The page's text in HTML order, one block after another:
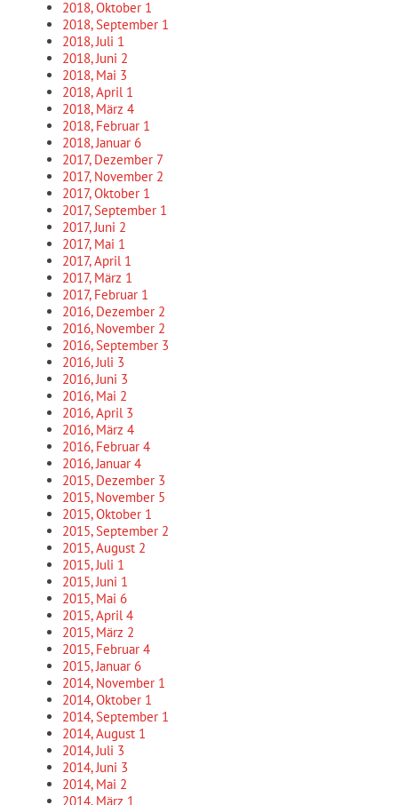
2018, Oktober 1
2018, September 1
2018, Juli 1
2018, Juni 2
2018, Mai 3
2018, April 1
2018, März 4
2018, Februar 1
2018, Januar 6
2017, Dezember 7
2017, November 2
2017, Oktober 1
2017, September 1
2017, Juni 2
2017, Mai 1
2017, April 1
2017, März 1
2017, Februar 1
2016, Dezember 2
2016, November 2
2016, September 3
2016, Juli 3
2016, Juni 3
2016, Mai 2
2016, April 3
2016, März 4
2016, Februar 4
2016, Januar 4
2015, Dezember 3
2015, November 5
2015, Oktober 1
2015, September 2
2015, August 2
2015, Juli 1
2015, Juni 1
2015, Mai 6
2015, April4
2015, März 2
2015, Februar 4
2015, Januar 6
2014, November 1
2014, Oktober 1
2014, September 1
2014, August 1
2014, Juli 3
2014, Juni 3
2014, Mai 2
2014, März 1